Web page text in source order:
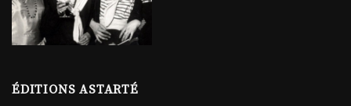
ÉDITIONS ASTARTÉ